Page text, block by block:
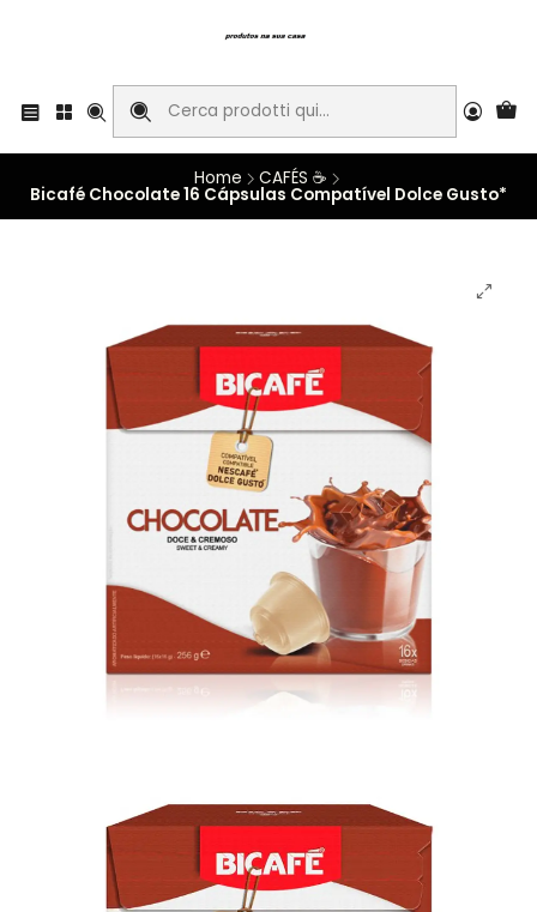
Home CAFÉS ☕
Bicafé Chocolate 16 Cápsulas Compatível Dolce Gusto*